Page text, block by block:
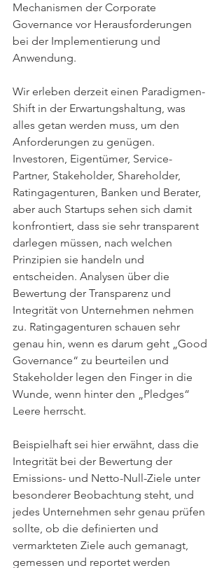
Mechanismen der Corporate
Governance vor Herausforderungen
bei der Implementierung und
Anwendung.
Wir erleben derzeit einen Paradigmen-
Shift in der Erwartungshaltung, was
alles getan werden muss, um den
Anforderungen zu genügen.
Investoren, Eigentümer, Service-
Partner, Stakeholder, Shareholder,
Ratingagenturen, Banken und Berater,
aber auch Startups sehen sich damit
konfrontiert, dass sie sehr transparent
darlegen müssen, nach welchen
Prinzipien sie handeln und
entscheiden. Analysen über die
Bewertung der Transparenz und
Integrität von Unternehmen nehmen
zu. Ratingagenturen schauen sehr
genau hin, wenn es darum geht „Good
Governance“ zu beurteilen und
Stakeholder legen den Finger in die
Wunde, wenn hinter den „Pledges“
Leere herrscht.
Beispielhaft sei hier erwähnt, dass die
Integrität bei der Bewertung der
Emissions- und Netto-Null-Ziele unter
besonderer Beobachtung steht, und
jedes Unternehmen sehr genau prüfen
sollte, ob die definierten und
vermarkteten Ziele auch gemanagt,
gemessen und reportet werden